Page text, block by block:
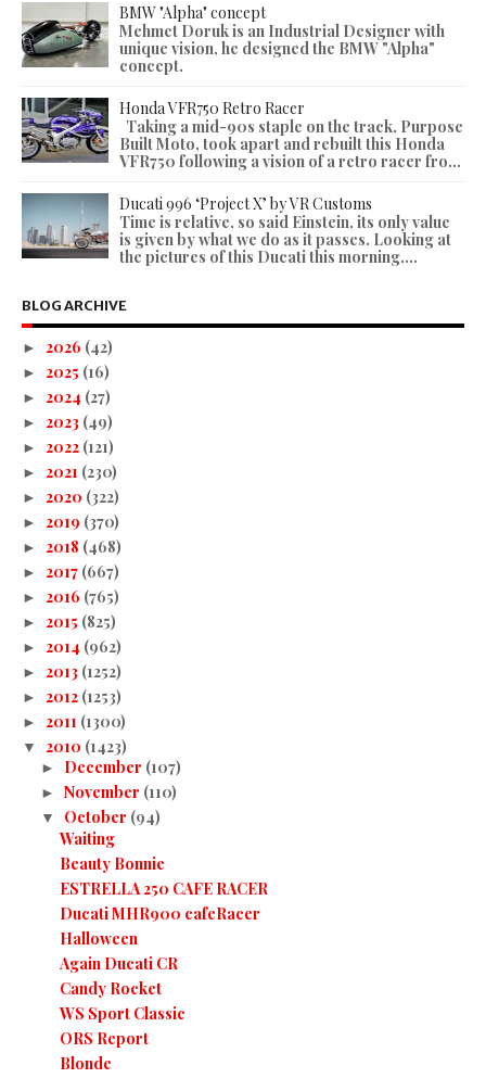
BMW "Alpha" concept
Mehmet Doruk is an Industrial Designer with
unique vision, he designed the BMW "Alpha"
concept.
Honda VFR750 Retro Racer
Taking a mid-90s staple on the track, Purpose
Built Moto, took apart and rebuilt this Honda
VFR750 following a vision of a retro racer fro...
Ducati 996 ‘Project X’ by VR Customs
Time is relative, so said Einstein, its only value
is given by what we do as it passes. Looking at
the pictures of this Ducati this morning,...
BLOG ARCHIVE
► 2026 (42)
► 2025 (16)
► 2024 (27)
► 2023 (49)
► 2022 (121)
► 2021 (230)
► 2020 (322)
► 2019 (370)
► 2018 (468)
► 2017 (667)
► 2016 (765)
► 2015 (825)
► 2014 (962)
► 2013 (1252)
► 2012 (1253)
► 2011 (1300)
▼ 2010 (1423)
► December (107)
► November (110)
▼ October (94)
Waiting
Beauty Bonnie
ESTRELLA 250 CAFE RACER
Ducati MHR900 cafeRacer
Halloween
Again Ducati CR
Candy Rocket
WS Sport Classic
ORS Report
Blonde